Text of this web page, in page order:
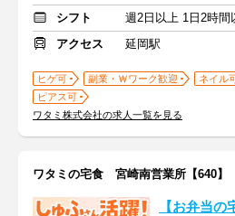
シフト
週2日以上 1日2時間
アクセス
延岡駅
ヒゲ可 副業・Ｗワーク歓迎 ネイル
ピアス可
ワタミ株式会社の求人一覧を見る
ワタミの宅食 宮崎南営業所【640】
【お弁当の